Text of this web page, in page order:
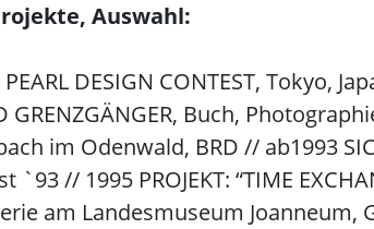
Auswahl:
DESIGN CONTEST, Tokyo,
GRENZGÄNGER, Buch,
im Odenwald, BRD // ab1993
`93 // 1995 PROJEKT: “TIME
am Landesmuseum Joanneum,